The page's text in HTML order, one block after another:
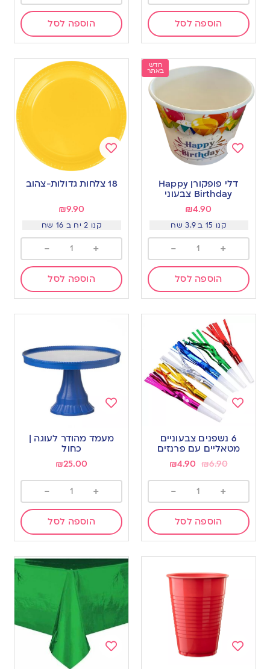
הוספה לסל הוספה לסל
חדש
באתר
wishlist
דלי פופקורן Happy
Birthday צבעוני
₪4.90
קנו 15 ב 3.9 שח
+
-
הוספה לסל
Add
to
wishlist
18 צלחות גדולות-צהוב
₪9.90
קנו 2 יח ב 16 שח
+
-
הוספה לסל
wishlist
6 נשפנים צבעוניים
מטאליים עם פרנזים
₪6.90
₪4.90
+
-
הוספה לסל
מעמד מהודר לעוגה |
כחול
₪25.00
+
-
הוספה לסל